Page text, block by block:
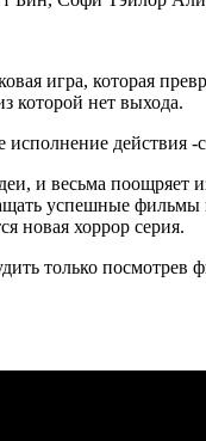
игра, которая
которой нет выхода.
действия -
и весьма поощряет
успешные фильмы
новая хоррор серия.
только посмотрев